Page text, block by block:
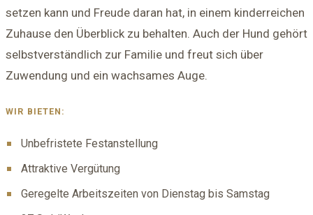
setzen kann und Freude daran hat, in einem kinderreichen
Zuhause den Überblick zu behalten. Auch der Hund gehört
selbstverständlich zur Familie und freut sich über
Zuwendung und ein wachsames Auge.
WIR BIETEN:
Unbefristete Festanstellung
Attraktive Vergütung
Geregelte Arbeitszeiten von Dienstag bis Samstag